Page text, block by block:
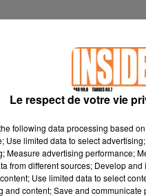
Le respect de votre vie
following data processing based
Use limited data to select
Measure advertising performance;
from different sources; Develop
Use limited data to select
and content; Save and